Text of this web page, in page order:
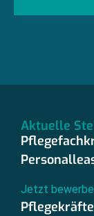
Aktuelle
Jetzt